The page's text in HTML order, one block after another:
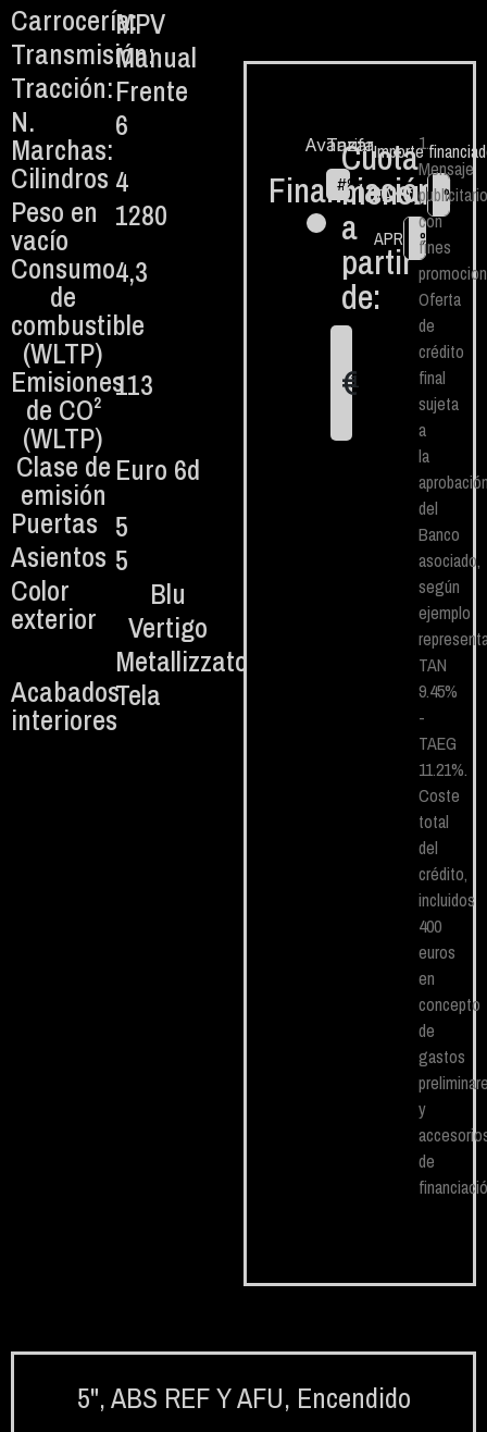
Carrocería:MPV
Transmisión:Manual
Tracción:Frente
N.
Marchas:
6
Cilindros 4
Peso en
vacío
1280
Consumo
de
combustible
(WLTP)
4,3
Emisiones
de CO²
(WLTP)
113
Clase de
emisión
Euro 6d
Puertas 5
Asientos 5
Color
exterior
Blu
Vertigo
Metallizzato
Acabados
interiores
Tela
Financiación
Avanzar
€
Tarifa
#84
Cuota
mensual
a
partir
de:
€
1
Importe
TAN fijo
%
APR
%
1.
Mensaje
publicitario
con
fines
Oferta
de
crédito
final
sujeta
a
la
del
Banco
asociado,
según
ejemplo
TAN
9.45%
-
TAEG
11.21%.
Coste
total
del
crédito,
incluidos
400
euros
en
concepto
de
gastos
y
de
5",ABS REF Y AFU, Encendido